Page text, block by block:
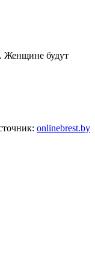
Женщине будут
onlinebrest.by